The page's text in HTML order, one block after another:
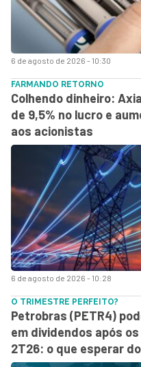
6 de agosto de 2026 - 10:30
6 de agosto de 2026 - 10:28
FARMANDO RETORNO
Colhendo dinheiro:
de 9,5% no lucro e
aos acionistas
O TRIMESTRE PERFEITO?
Petrobras (PETR4)
em dividendos após
2T26: o que esperar